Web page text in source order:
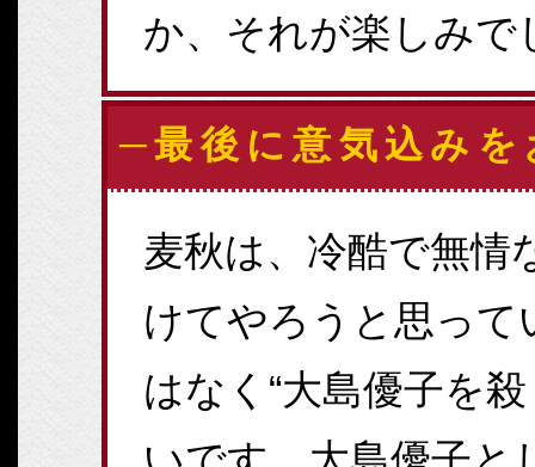
か、それが楽しみ
─最後に意気込み
麦秋は、冷酷で無情
けてやろうと思っ
はなく“大島優子を